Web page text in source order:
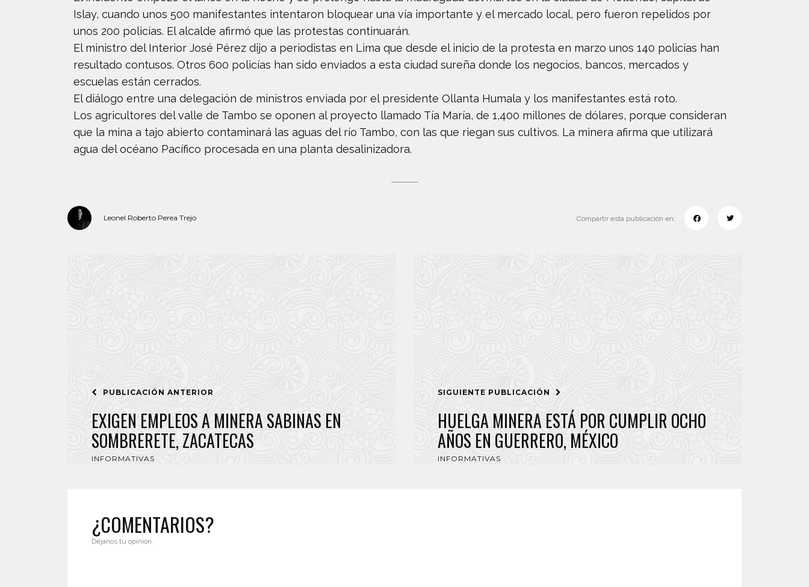
Islay, cuando unos 500 manifestantes intentaron bloquear una vía importante y el mercado local, pero fueron repelidos por
unos 200 policías. El alcalde afirmó que las protestas continuarán.
El ministro del Interior José Pérez dijo a periodistas en Lima que desde el inicio de la protesta en marzo unos 140 policías han
resultado contusos. Otros 600 policías han sido enviados a esta ciudad sureña donde los negocios, bancos, mercados y
escuelas están cerrados.
El diálogo entre una delegación de ministros enviada por el presidente Ollanta Humala y los manifestantes está roto.
Los agricultores del valle de Tambo se oponen al proyecto llamado Tía María, de 1,400 millones de dólares, porque consideran
que la mina a tajo abierto contaminará las aguas del río Tambo, con las que riegan sus cultivos. La minera afirma que utilizará
agua del océano Pacífico procesada en una planta desalinizadora.
Leonel Roberto Perea Trejo Compartir esta publicación en:
PUBLICACIÓN ANTERIOR
EXIGEN EMPLEOS A MINERA SABINAS EN
SOMBRERETE, ZACATECAS
INFORMATIVAS
SIGUIENTE PUBLICACIÓN
HUELGA MINERA ESTÁ POR CUMPLIR OCHO
AÑOS EN GUERRERO, MÉXICO
INFORMATIVAS
¿COMENTARIOS?
Déjanos tu opinión.